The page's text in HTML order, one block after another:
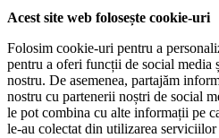
Acest site web folosește cookie-uri
Folosim cookie-uri pentru a
pentru a oferi funcții de social media
nostru. De asemenea, partajăm
nostru cu partenerii noștri de social
le pot combina cu alte informații pe
le-au colectat din utilizarea serviciilor